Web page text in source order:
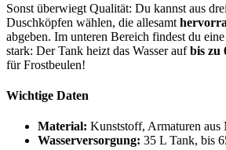
Sonst überwiegt Qualität: Du kannst aus
Duschköpfen wählen, die allesamt
abgeben. Im unteren Bereich findest du
stark: Der Tank heizt das Wasser aufbis zu
für Frostbeulen!
Wichtige Daten
Material: Kunststoff, Armaturen aus
Wasserversorgung: 35 L Tank, bis